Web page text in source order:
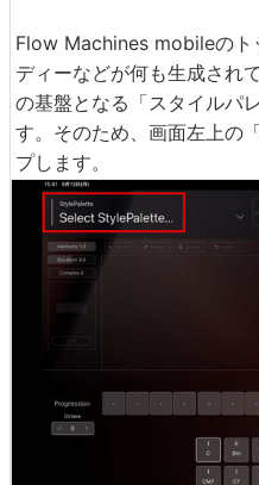
Flow Machines mobileのト
ディーなどが何も生成され
の基盤となる「スタイルパ
す。そのため、画面左上の
プします。